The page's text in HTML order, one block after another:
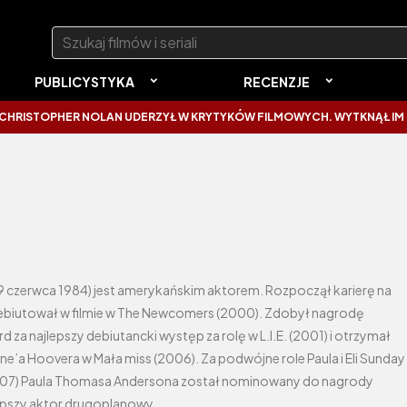
Szukaj:
PUBLICYSTYKA RECENZJE
NOLAN UDERZYŁ W KRYTYKÓW FILMOWYCH. WYTKNĄŁ IM
czerwca 1984) jest amerykańskim aktorem. Rozpoczął karierę na
w filmie w The Newcomers (2000). Zdobył nagrodę
za najlepszy debiutancki występ za rolę w L.I.E. (2001) i otrzymał
Hoovera w Mała miss (2006). Za podwójne role Paula i Eli Sunday
Paula Thomasa Andersona został nominowany do nagrody
aktor drugoplanowy.